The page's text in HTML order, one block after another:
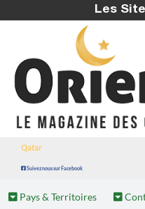
Les
Qatar
Suivez nous sur Facebook
Pays & Territoires